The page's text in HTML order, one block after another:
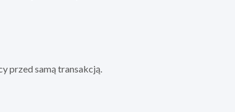
przed samą transakcją.